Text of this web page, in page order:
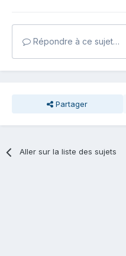
Répondre à ce sujet…
Partager
Aller sur la liste des sujets